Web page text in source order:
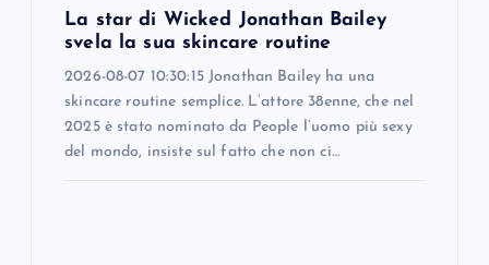
La star di Wicked Jonathan Bailey
svela la sua skincare routine
2026-08-07 10:30:15 Jonathan Bailey ha una
skincare routine semplice. L’attore 38enne, che nel
2025 è stato nominato da People l’uomo più sexy
del mondo, insiste sul fatto che non ci…